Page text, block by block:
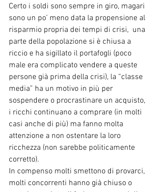
Certo i soldi sono sempre in giro, magari
sono un po’ meno data la propensione al
risparmio propria dei tempi di crisi,  una
parte della popolazione si è chiusa a
riccio e ha sigillato il portafogli (poco
male era complicato vendere a queste
persone già prima della crisi), la “classe
media” ha un motivo in più per
sospendere o procrastinare un acquisto,
i ricchi continuano a comprare (in molti
casi anche di più) ma fanno molta
attenzione a non ostentare la loro
ricchezza (non sarebbe politicamente
corretto).
In compenso molti smettono di provarci,
molti concorrenti hanno già chiuso o